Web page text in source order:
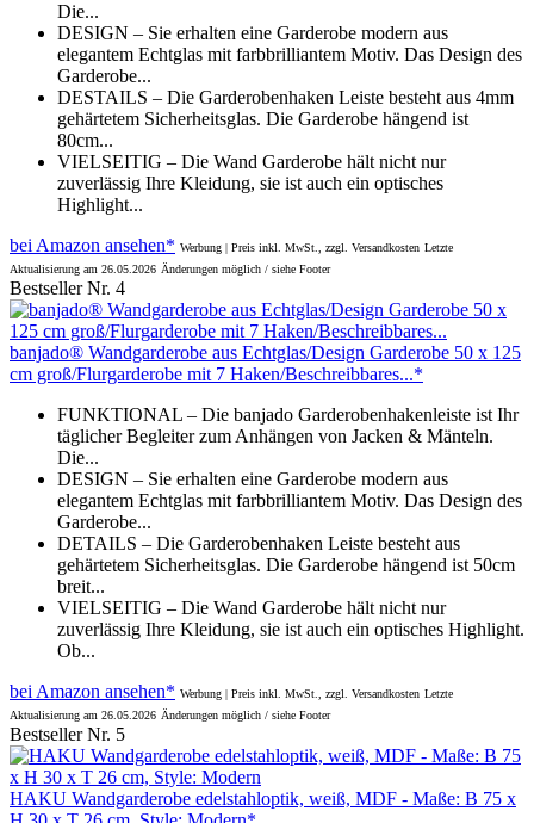
Die...
DESIGN – Sie erhalten eine Garderobe modern aus
elegantem Echtglas mit farbbrilliantem Motiv. Das Design des
Garderobe...
DESTAILS – Die Garderobenhaken Leiste besteht aus 4mm
gehärtetem Sicherheitsglas. Die Garderobe hängend ist
80cm...
VIELSEITIG – Die Wand Garderobe hält nicht nur
zuverlässig Ihre Kleidung, sie ist auch ein optisches
Highlight...
bei Amazon ansehen* Werbung | Preis inkl. MwSt., zzgl. Versandkosten Letzte
Aktualisierung am 26.05.2026 Änderungen möglich / siehe Footer
Bestseller Nr. 4
banjado® Wandgarderobe aus Echtglas/Design Garderobe 50 x 125
cm groß/Flurgarderobe mit 7 Haken/Beschreibbares...*
FUNKTIONAL – Die banjado Garderobenhakenleiste ist Ihr
täglicher Begleiter zum Anhängen von Jacken & Mänteln.
Die...
DESIGN – Sie erhalten eine Garderobe modern aus
elegantem Echtglas mit farbbrilliantem Motiv. Das Design des
Garderobe...
DETAILS – Die Garderobenhaken Leiste besteht aus
gehärtetem Sicherheitsglas. Die Garderobe hängend ist 50cm
breit...
VIELSEITIG – Die Wand Garderobe hält nicht nur
zuverlässig Ihre Kleidung, sie ist auch ein optisches Highlight.
Ob...
bei Amazon ansehen* Werbung | Preis inkl. MwSt., zzgl. Versandkosten Letzte
Aktualisierung am 26.05.2026 Änderungen möglich / siehe Footer
Bestseller Nr. 5
HAKU Wandgarderobe edelstahloptik, weiß, MDF - Maße: B 75 x